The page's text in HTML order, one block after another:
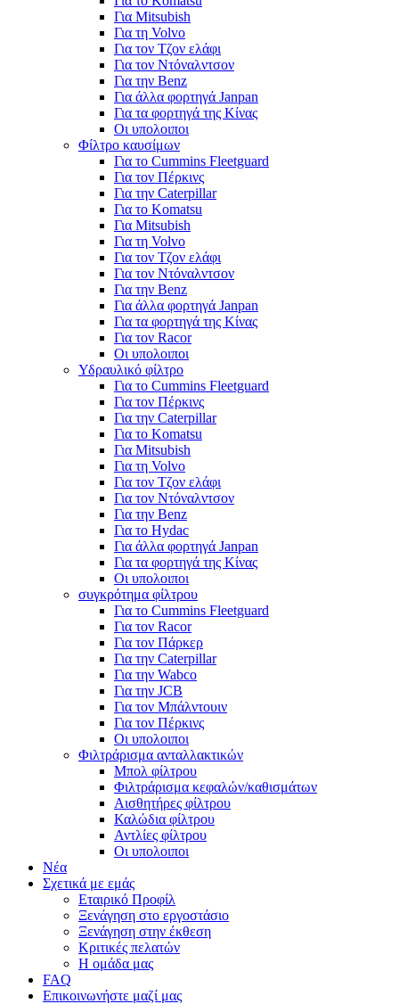
Για Mitsubish
Για τη Volvo
Για τον Τζον ελάφι
Για τον Ντόναλντσον
Για την Benz
Για άλλα φορτηγά Janpan
Για τα φορτηγά της Κίνας
Οι υπολοιποι
Φίλτρο καυσίμων
Για το Cummins Fleetguard
Για τον Πέρκινς
Για την Caterpillar
Για το Komatsu
Για Mitsubish
Για τη Volvo
Για τον Τζον ελάφι
Για τον Ντόναλντσον
Για την Benz
Για άλλα φορτηγά Janpan
Για τα φορτηγά της Κίνας
Για τον Racor
Οι υπολοιποι
Υδραυλικό φίλτρο
Για το Cummins Fleetguard
Για τον Πέρκινς
Για την Caterpillar
Για το Komatsu
Για Mitsubish
Για τη Volvo
Για τον Τζον ελάφι
Για τον Ντόναλντσον
Για την Benz
Για το Hydac
Για άλλα φορτηγά Janpan
Για τα φορτηγά της Κίνας
Οι υπολοιποι
συγκρότημα φίλτρου
Για το Cummins Fleetguard
Για τον Racor
Για τον Πάρκερ
Για την Caterpillar
Για την Wabco
Για την JCB
Για τον Μπάλντουιν
Για τον Πέρκινς
Οι υπολοιποι
Φιλτράρισμα ανταλλακτικών
Μπολ φίλτρου
Φιλτράρισμα κεφαλών/καθισμάτων
Αισθητήρες φίλτρου
Καλώδια φίλτρου
Αντλίες φίλτρου
Οι υπολοιποι
Νέα
Σχετικά με εμάς
Εταιρικό Προφίλ
Ξενάγηση στο εργοστάσιο
Ξενάγηση στην έκθεση
Κριτικές πελατών
Η ομάδα μας
FAQ
Επικοινωνήστε μαζί μας